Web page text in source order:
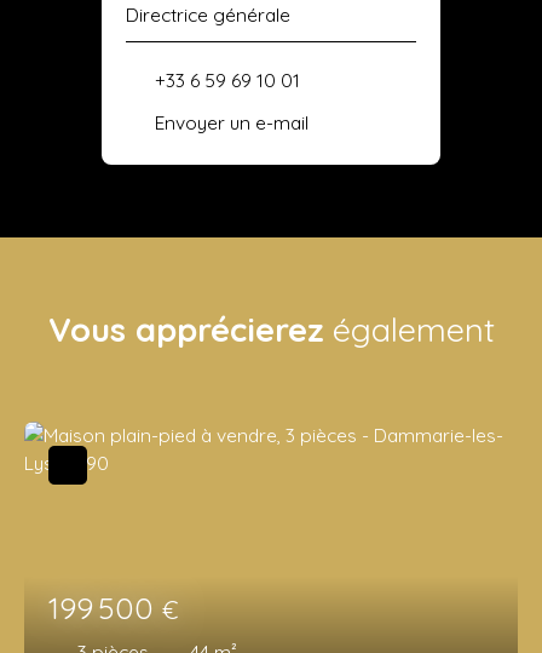
Directrice générale
+33 6 59 69 10 01
Envoyer un e-mail
Vous apprécierez également
199 500 €